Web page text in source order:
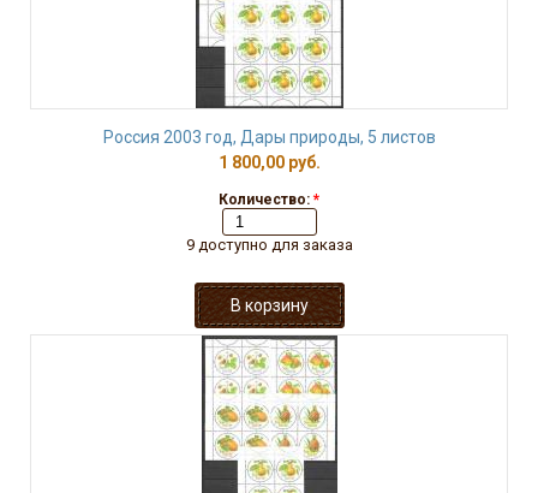
Россия 2003 год, Дары природы, 5 листов
1 800,00 руб.
Количество: *
9 доступно для заказа